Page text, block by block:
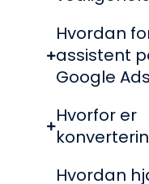
Hvordan
assistent
Google
Hvorfor er
Hvordan